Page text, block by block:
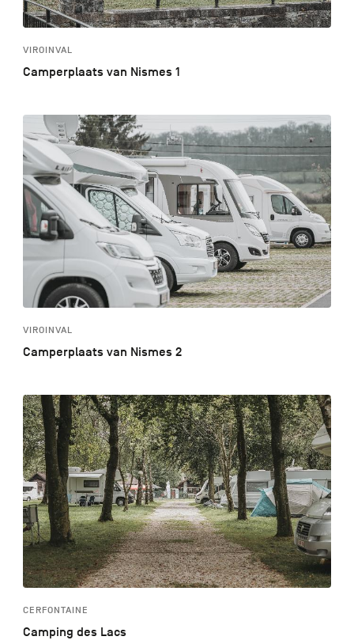
VIROINVAL
Camperplaats van Nismes 1
VIROINVAL
Camperplaats van Nismes 2
CERFONTAINE
Camping des Lacs